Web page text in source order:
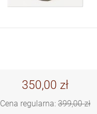
350,00 zł
Cena regularna: 399,00 zł